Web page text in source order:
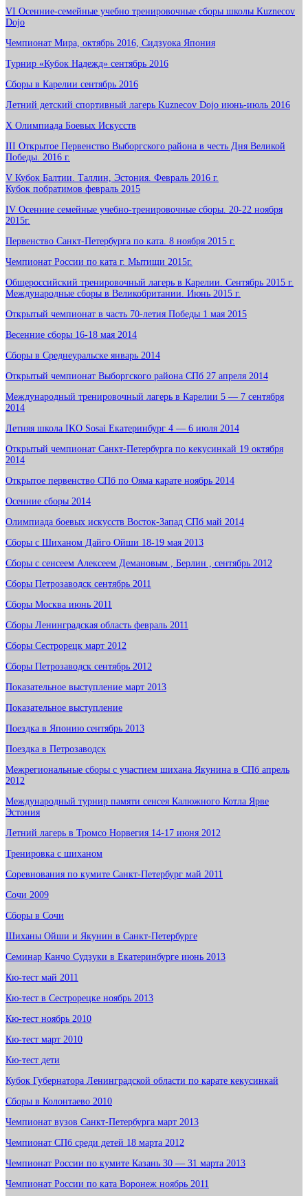
VI Осенние-семейные учебно тренировочные сборы школы Kuznecov
Dojo
Чемпионат Мира, октябрь 2016, Сидзуока Япония
Турнир «Кубок Надежд» сентябрь 2016
Сборы в Карелии сентябрь 2016
Летний детский спортивный лагерь Kuznecov Dojo июнь-июль 2016
X Олимпиада Боевых Искусств
III Открытое Первенство Выборгского района в честь Дня Великой
Победы. 2016 г.
V Кубок Балтии. Таллин, Эстония. Февраль 2016 г.
Кубок побратимов февраль 2015
IV Осенние семейные учебно-тренировочные сборы. 20-22 ноября
2015г.
Первенство Санкт-Петербурга по ката. 8 ноября 2015 г.
Чемпионат России по ката г. Мытищи 2015г.
Общероссийский тренировочный лагерь в Карелии. Сентябрь 2015 г.
Международные сборы в Великобритании. Июнь 2015 г.
Открытый чемпионат в часть 70-летия Победы 1 мая 2015
Весенние сборы 16-18 мая 2014
Сборы в Среднеуральске январь 2014
Открытый чемпионат Выборгского района СПб 27 апреля 2014
Международный тренировочный лагерь в Карелии 5 — 7 сентября
2014
Летняя школа IKO Sosai Екатеринбург 4 — 6 июля 2014
Открытый чемпионат Санкт-Петербурга по кекусинкай 19 октября
2014
Открытое первенство СПб по Ояма карате ноябрь 2014
Осенние сборы 2014
Олимпиада боевых искусств Восток-Запад СПб май 2014
Сборы с Шиханом Дайго Ойши 18-19 мая 2013
Сборы с сенсеем Алексеем Демановым , Берлин , сентябрь 2012
Сборы Петрозаводск сентябрь 2011
Сборы Москва июнь 2011
Сборы Ленинградская область февраль 2011
Сборы Сестрорецк март 2012
Сборы Петрозаводск сентябрь 2012
Показательное выступление март 2013
Показательное выступление
Поездка в Японию сентябрь 2013
Поездка в Петрозаводск
Межрегиональные сборы с участием шихана Якунина в СПб апрель
2012
Международный турнир памяти сенсея Калюжного Котла Ярве
Эстония
Летний лагерь в Тромсо Норвегия 14-17 июня 2012
Тренировка с шиханом
Соревнования по кумите Санкт-Петербург май 2011
Сочи 2009
Сборы в Сочи
Шиханы Ойши и Якунин в Санкт-Петербурге
Семинар Канчо Судзуки в Екатеринбурге июнь 2013
Кю-тест май 2011
Кю-тест в Сестрорецке ноябрь 2013
Кю-тест ноябрь 2010
Кю-тест март 2010
Кю-тест дети
Кубок Губернатора Ленинградской области по карате кекусинкай
Сборы в Колонтаево 2010
Чемпионат вузов Санкт-Петербурга март 2013
Чемпионат СПб среди детей 18 марта 2012
Чемпионат России по кумите Казань 30 — 31 марта 2013
Чемпионат России по ката Воронеж ноябрь 2011